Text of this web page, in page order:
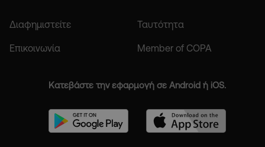
Διαφημιστείτε Ταυτότητα
Επικοινωνία Member of COPA
Κατεβάστε την εφαρμογή σε Android ή iOS.